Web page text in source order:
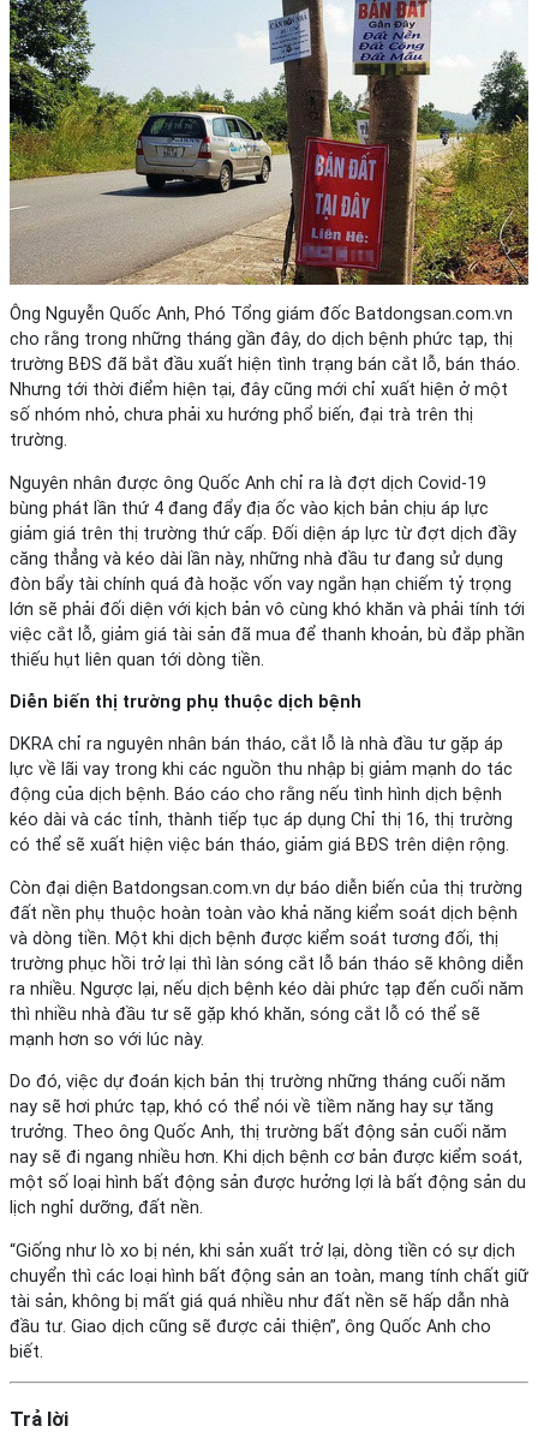
Ông Nguyễn Quốc Anh, Phó Tổng giám đốc Batdongsan.com.vn
cho rằng trong những tháng gần đây, do dịch bệnh phức tạp, thị
trường BĐS đã bắt đầu xuất hiện tình trạng bán cắt lỗ, bán tháo.
Nhưng tới thời điểm hiện tại, đây cũng mới chỉ xuất hiện ở một
số nhóm nhỏ, chưa phải xu hướng phổ biến, đại trà trên thị
trường.
Nguyên nhân được ông Quốc Anh chỉ ra là đợt dịch Covid-19
bùng phát lần thứ 4 đang đẩy địa ốc vào kịch bản chịu áp lực
giảm giá trên thị trường thứ cấp. Đối diện áp lực từ đợt dịch đầy
căng thẳng và kéo dài lần này, những nhà đầu tư đang sử dụng
đòn bẩy tài chính quá đà hoặc vốn vay ngắn hạn chiếm tỷ trọng
lớn sẽ phải đối diện với kịch bản vô cùng khó khăn và phải tính tới
việc cắt lỗ, giảm giá tài sản đã mua để thanh khoản, bù đắp phần
thiếu hụt liên quan tới dòng tiền.
Diễn biến thị trường phụ thuộc dịch bệnh
DKRA chỉ ra nguyên nhân bán tháo, cắt lỗ là nhà đầu tư gặp áp
lực về lãi vay trong khi các nguồn thu nhập bị giảm mạnh do tác
động của dịch bệnh. Báo cáo cho rằng nếu tình hình dịch bệnh
kéo dài và các tỉnh, thành tiếp tục áp dụng Chỉ thị 16, thị trường
có thể sẽ xuất hiện việc bán tháo, giảm giá BĐS trên diện rộng.
Còn đại diện Batdongsan.com.vn dự báo diễn biến của thị trường
đất nền phụ thuộc hoàn toàn vào khả năng kiểm soát dịch bệnh
và dòng tiền. Một khi dịch bệnh được kiểm soát tương đối, thị
trường phục hồi trở lại thì làn sóng cắt lỗ bán tháo sẽ không diễn
ra nhiều. Ngược lại, nếu dịch bệnh kéo dài phức tạp đến cuối năm
thì nhiều nhà đầu tư sẽ gặp khó khăn, sóng cắt lỗ có thể sẽ
mạnh hơn so với lúc này.
Do đó, việc dự đoán kịch bản thị trường những tháng cuối năm
nay sẽ hơi phức tạp, khó có thể nói về tiềm năng hay sự tăng
trưởng. Theo ông Quốc Anh, thị trường bất động sản cuối năm
nay sẽ đi ngang nhiều hơn. Khi dịch bệnh cơ bản được kiểm soát,
một số loại hình bất động sản được hưởng lợi là bất động sản du
lịch nghỉ dưỡng, đất nền.
“Giống như lò xo bị nén, khi sản xuất trở lại, dòng tiền có sự dịch
chuyển thì các loại hình bất động sản an toàn, mang tính chất giữ
tài sản, không bị mất giá quá nhiều như đất nền sẽ hấp dẫn nhà
đầu tư. Giao dịch cũng sẽ được cải thiện”, ông Quốc Anh cho
biết.
Trả lời